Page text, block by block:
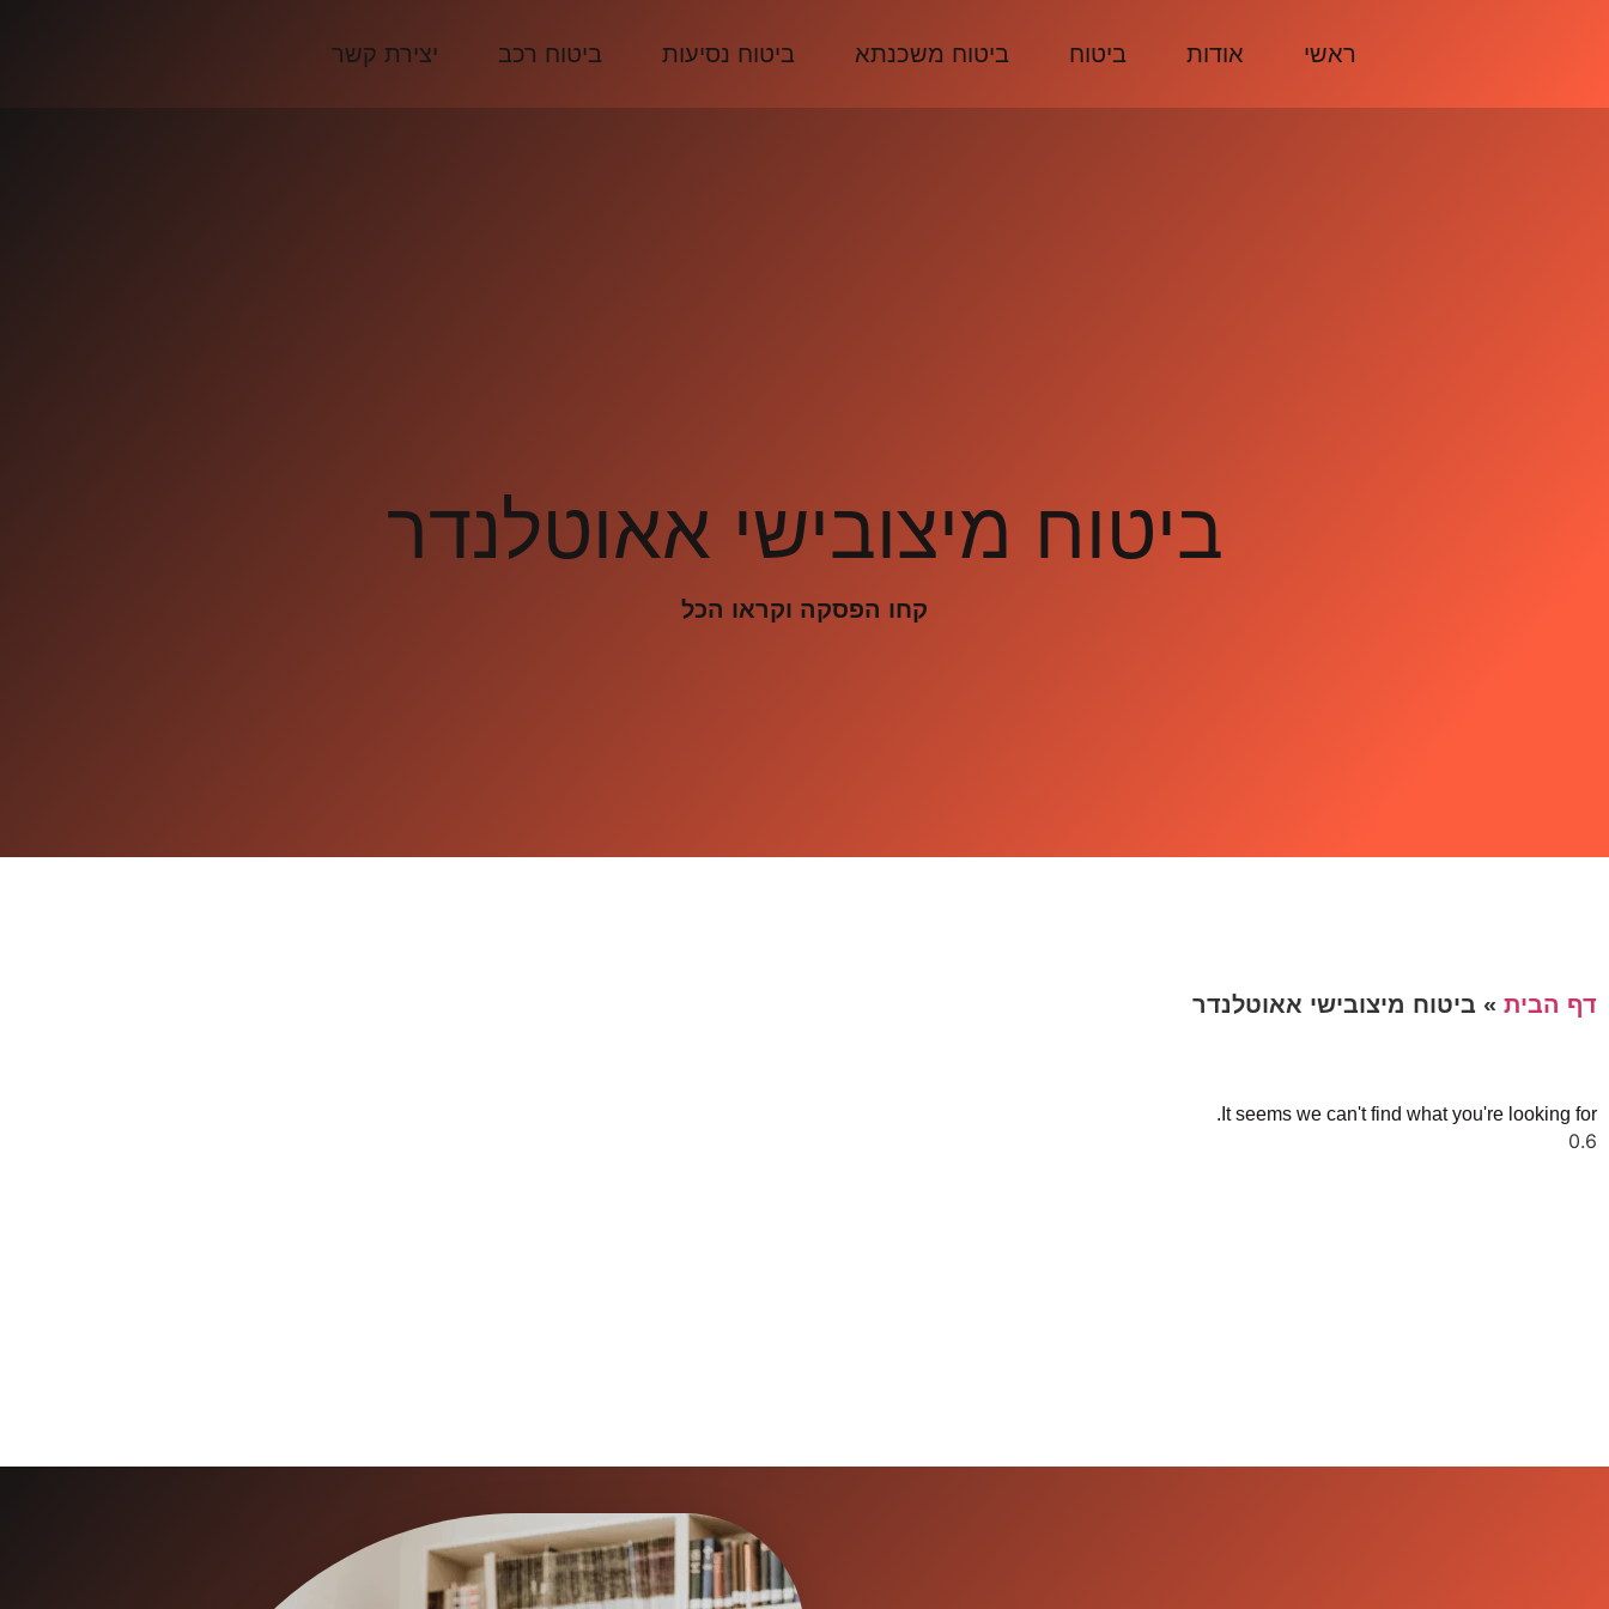
ראשי אודות ביטוח ביטוח משכנתא ביטוח נסיעות ביטוח רכב יצירת קשר
ביטוח מיצובישי אאוטלנדר
קחו הפסקה וקראו הכל
דף הבית » ביטוח מיצובישי אאוטלנדר
It seems we can't find what you're looking for.